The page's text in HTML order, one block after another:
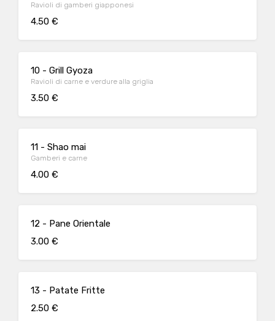
Ravioli di gamberi giapponesi
4.50 €
10 - Grill Gyoza
Ravioli di carne e verdure alla griglia
3.50 €
11 - Shao mai
Gamberi e carne
4.00 €
12 - Pane Orientale
3.00 €
13 - Patate Fritte
2.50 €